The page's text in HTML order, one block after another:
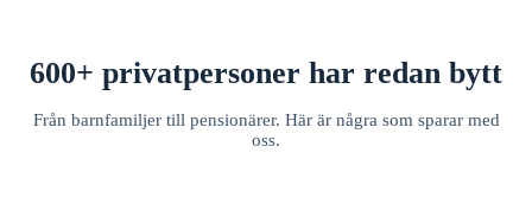
600+ privatpersoner har redan bytt
Från barnfamiljer till pensionärer. Här är några som sparar med
oss.